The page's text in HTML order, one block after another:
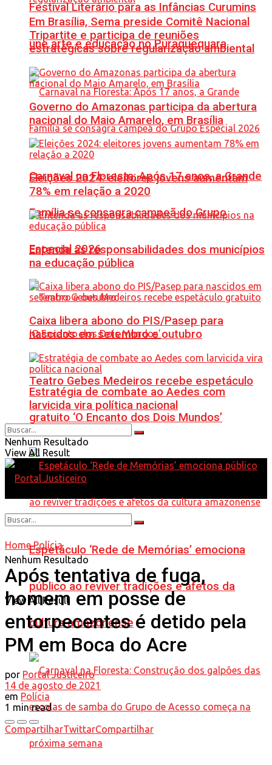
Festival Literário para as Infâncias Curumins
une arte e educação no Puraquequara
Carnaval na Floresta: Após 17 anos, a Grande
Família se consagra campeã do Grupo
Especial 2026
Teatro Gebes Medeiros recebe espetáculo
gratuito ‘O Encanto dos Dois Mundos’
Espetáculo ‘Rede de Memórias’ emociona
público ao reviver tradições e afetos da
cultura amazonense
Em Brasília, Sema preside Comitê Nacional
Tripartite e participa de reuniões
estratégicas sobre regularização ambiental
Governo do Amazonas participa da abertura
nacional do Maio Amarelo, em Brasília
Eleições 2024: eleitores jovens aumentam
78% em relação a 2020
Entenda as responsabilidades dos municípios
na educação pública
Caixa libera abono do PIS/Pasep para
nascidos em setembro e outubro
Estratégia de combate ao Aedes com
larvicida vira política nacional
Nenhum Resultado
View All Result
Nenhum Resultado
View All Result
Home Polícia
Após tentativa de fuga,
homem em posse de
entorpecentes é detido pela
PM em Boca do Acre
por Portal Justiceiro
14 de agosto de 2021
em Polícia
1 min read
CompartilharTwittarCompartilhar